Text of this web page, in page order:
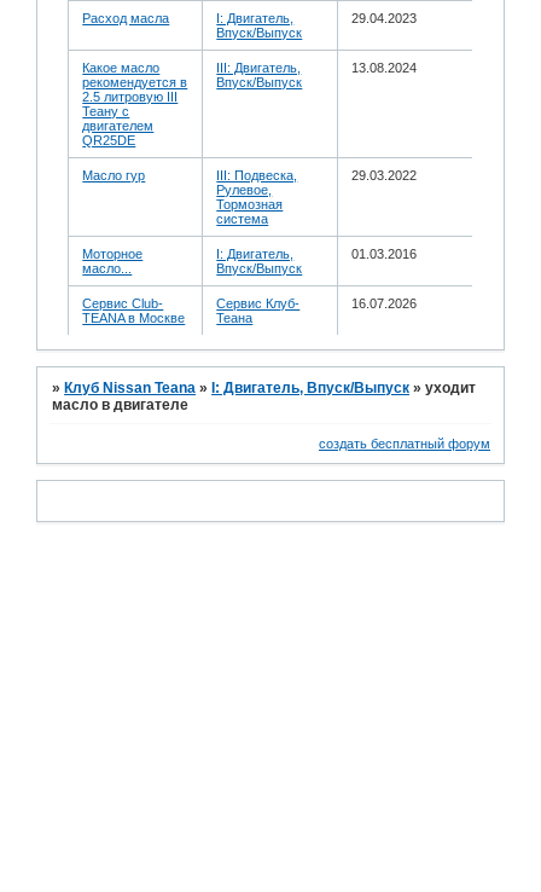
Расход масла
I: Двигатель,
Впуск/Выпуск
29.04.2023
Какое масло
рекомендуется в
2.5 литровую III
Теану с
двигателем
QR25DE
III: Двигатель,
Впуск/Выпуск
13.08.2024
Масло гур
III: Подвеска,
Рулевое,
Тормозная
система
29.03.2022
Моторное
масло...
I: Двигатель,
Впуск/Выпуск
01.03.2016
Сервис Club-
TEANA в Москве
Сервис Клуб-
Теана
16.07.2026
» Клуб Nissan Teana » I: Двигатель, Впуск/Выпуск »уходит
масло в двигателе
создать бесплатный форум